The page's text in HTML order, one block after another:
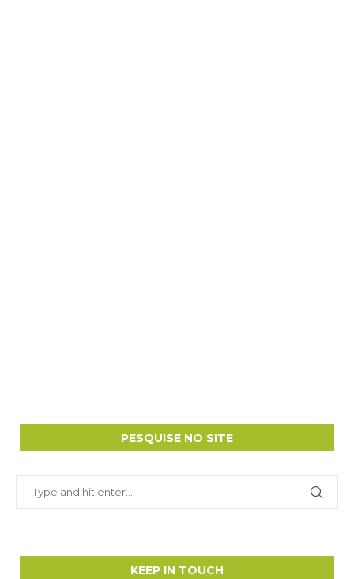
PESQUISE NO SITE
KEEP IN TOUCH